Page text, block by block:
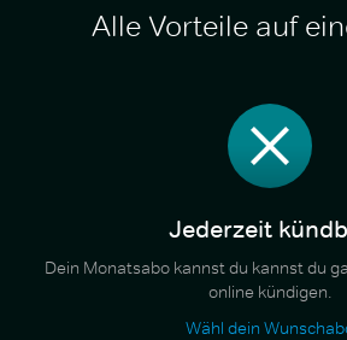
Alle Vorteile auf
Jederzeit
Dein Monatsabo kannst du kannst du
online kündigen.
Wähl dein